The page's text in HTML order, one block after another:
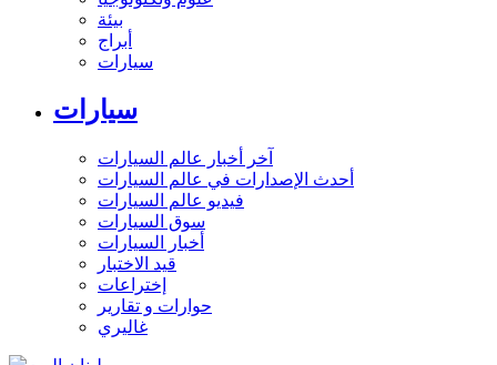
بيئة
أبراج
سيارات
سيارات
آخر أخبار عالم السيارات
أحدث الإصدارات في عالم السيارات
فيديو عالم السيارات
سوق السيارات
أخبار السيارات
قيد الاختبار
إختراعات
حوارات و تقارير
غاليري